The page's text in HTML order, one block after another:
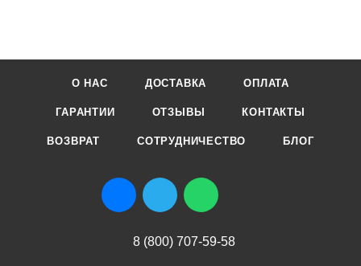
О НАС ДОСТАВКА ОПЛАТА
ГАРАНТИИ ОТЗЫВЫ КОНТАКТЫ
ВОЗВРАТ СОТРУДНИЧЕСТВО БЛОГ
8 (800) 707-59-58